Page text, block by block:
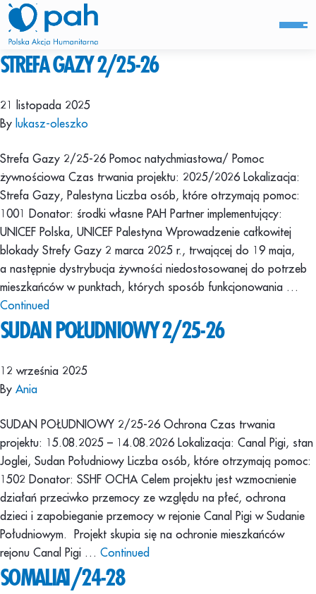
STREFA GAZY 2/25-26
21 listopada 2025
By lukasz-oleszko
Strefa Gazy 2/25-26 Pomoc natychmiastowa/ Pomoc
żywnościowa Czas trwania projektu: 2025/2026 Lokalizacja:
Strefa Gazy, Palestyna Liczba osób, które otrzymają pomoc:
1001 Donator: środki własne PAH Partner implementujący:
UNICEF Polska, UNICEF Palestyna Wprowadzenie całkowitej
blokady Strefy Gazy 2 marca 2025 r., trwającej do 19 maja,
a następnie dystrybucja żywności niedostosowanej do potrzeb
mieszkańców w punktach, których sposób funkcjonowania …
Continued
SUDAN POŁUDNIOWY 2/25-26
12 września 2025
By Ania
SUDAN POŁUDNIOWY 2/25-26 Ochrona Czas trwania
projektu: 15.08.2025 – 14.08.2026 Lokalizacja: Canal Pigi, stan
Joglei, Sudan Południowy Liczba osób, które otrzymają pomoc:
1502 Donator: SSHF OCHA Celem projektu jest wzmocnienie
działań przeciwko przemocy ze względu na płeć, ochrona
dzieci i zapobieganie przemocy w rejonie Canal Pigi w Sudanie
Południowym. Projekt skupia się na ochronie mieszkańców
rejonu Canal Pigi … Continued
SOMALIAㅤㅤ1/24-28